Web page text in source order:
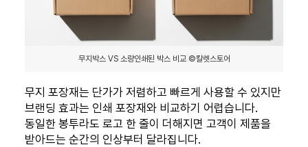
무지박스 VS 소량인쇄된 박스 비교 ©칼렛스토어
무지 포장재는 단가가 저렴하고 빠르게 사용할 수 있지만
브랜딩 효과는 인쇄 포장재와 비교하기 어렵습니다.
동일한 봉투라도 로고 한 줄이 더해지면 고객이 제품을
받아드는 순간의 인상부터 달라집니다.